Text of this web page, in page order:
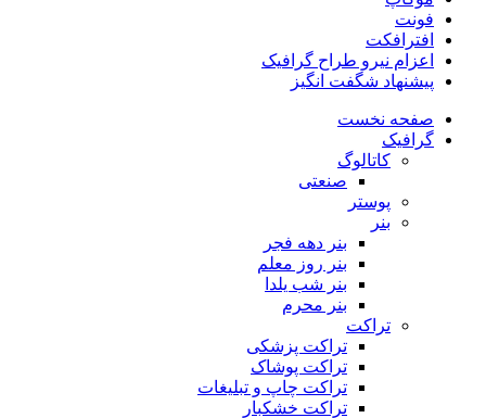
فونت
افترافکت
اعزام نیرو طراح گرافیک
پیشنهاد شگفت انگیز
صفحه نخست
گرافیک
کاتالوگ
صنعتی
پوستر
بنر
بنر دهه فجر
بنر روز معلم
بنر شب یلدا
بنر محرم
تراکت
تراکت پزشکی
تراکت پوشاک
تراکت چاپ و تبلیغات
تراکت خشکبار